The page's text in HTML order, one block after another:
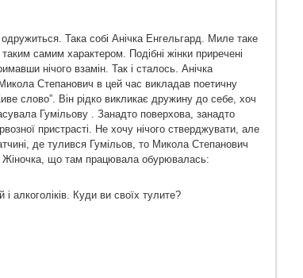
Така собі Анічка Енгельгард. Миле таке
самим характером. Подібні жінки приречені
нічого взамін. Так і сталось. Анічка
Степанович в цей час викладав поетичну
слово”. Він рідко викликає дружину до себе, хоч
Гумільову . Занадто поверхова, занадто
пристрасті. Не хочу нічого стверджувати, але
де тулився Гумільов, то Микола Степанович
Жіночка, що там працювала обурювалась:
алкоголіків. Куди ви своїх тулите?